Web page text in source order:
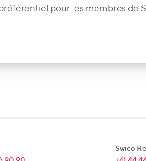
pour les membres de
Swico